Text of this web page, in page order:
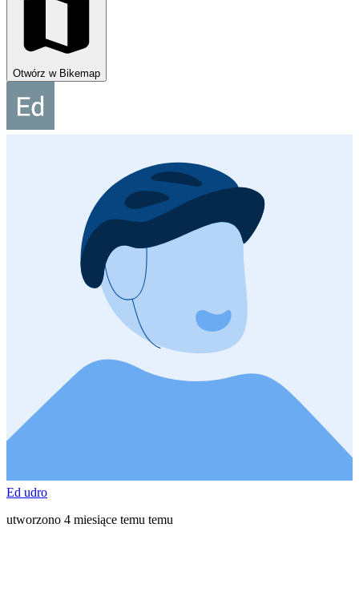
Otwórz w Bikemap
Ed udro
utworzono 4 miesiące temu temu